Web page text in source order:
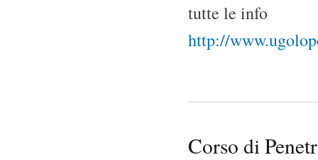
tutte le info
http://
Corso di